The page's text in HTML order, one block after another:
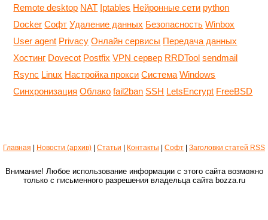
Remote desktop NAT Iptables Нейронные сети python
Docker Софт Удаление данных Безопасность Winbox
User agent Privacy Онлайн сервисы Передача данных
Хостинг Dovecot Postfix VPN сервер RRDTool sendmail
Rsync Linux Настройка прокси Система Windows
Синхронизация Облако fail2ban SSH LetsEncrypt FreeBSD
Главная Новости (архив) Статьи Контакты Софт Заголовки статей RSS
Внимание! Любое использование информации с этого сайта возможно
только с письменного разрешения владельца сайта bozza.ru